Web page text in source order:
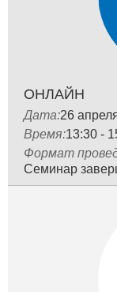
ОНЛАЙН
Дата:26
Время:13:30 -
Формат
Семинар